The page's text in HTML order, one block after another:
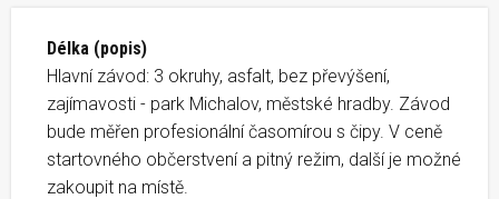
Délka (popis)
Hlavní závod: 3 okruhy, asfalt, bez převýšení,
zajímavosti - park Michalov, městské hradby. Závod
bude měřen profesionální časomírou s čipy. V ceně
startovného občerstvení a pitný režim, další je možné
zakoupit na místě.